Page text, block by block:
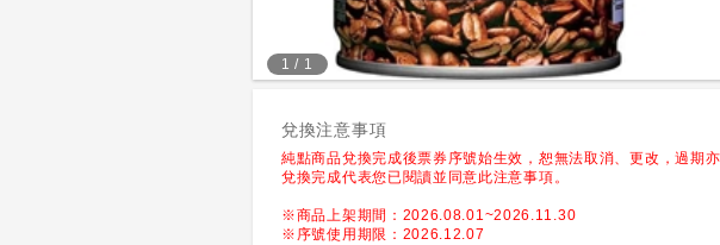
1 / 1
兌換注意事項
純點商品兌換完成後票券序號始生效，恕無法取消、更改，過期亦
兌換完成代表您已閱讀並同意此注意事項。
※商品上架期間：2026.08.01~2026.11.30
※序號使用期限：2026.12.07